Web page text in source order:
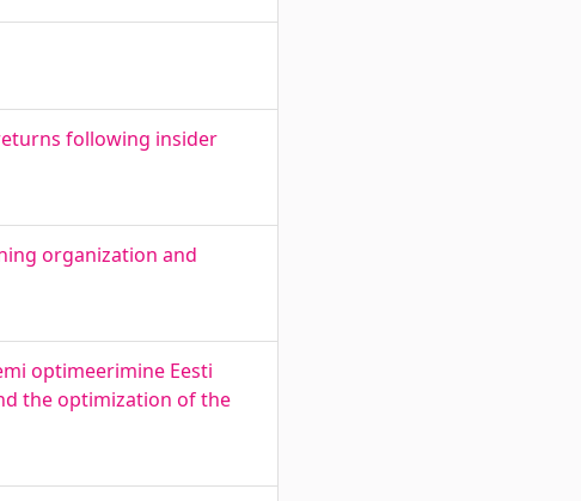
following insider
organization and
optimeerimine Eesti
the optimization of the